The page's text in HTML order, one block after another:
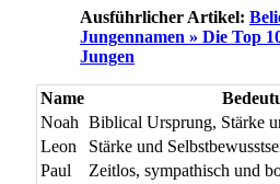
Ausführlicher Artikel:
Jungennamen » Die Top
Jungen
Name
Noah Biblical Ursprung, Stärke
Leon
Stärke und
Paul
Zeitlos, sympathisch und